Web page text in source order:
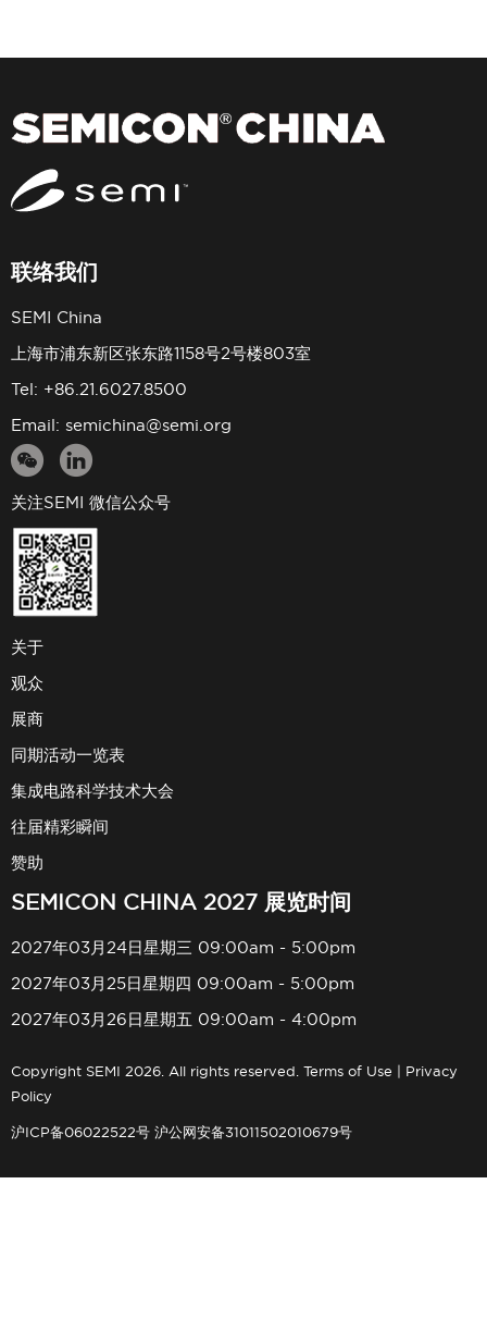
联络我们
SEMI China
上海市浦东新区张东路1158号2号楼803室
Tel: +86.21.6027.8500
Email: semichina@semi.org
关注SEMI 微信公众号
关于
观众
展商
同期活动一览表
集成电路科学技术大会
往届精彩瞬间
赞助
SEMICON CHINA 2027 展览时间
2027年03月24日星期三 09:00am - 5:00pm
2027年03月25日星期四 09:00am - 5:00pm
2027年03月26日星期五 09:00am - 4:00pm
Copyright SEMI 2026. All rights reserved. Terms of Use
Privacy
Policy
沪ICP备06022522号 沪公网安备31011502010679号